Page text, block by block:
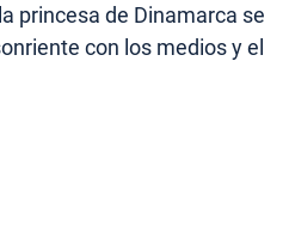
princesa de Dinamarca se
con los medios y el